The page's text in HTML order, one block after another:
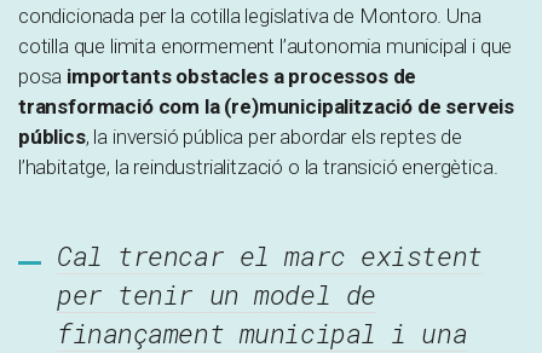
condicionada per la cotilla legislativa de Montoro. Una
cotilla que limita enormement l’autonomia municipal i que
posa importants obstacles a processos de
transformació com la (re)municipalització de serveis
públics, la inversió pública per abordar els reptes de
l’habitatge, la reindustrialització o la transició energètica.
Cal trencar el marc existent
per tenir un model de
finançament municipal i una